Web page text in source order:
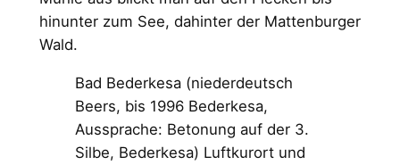
hinunter zum See, dahinter der Mattenburger
Wald.
Bad Bederkesa (niederdeutsch
Beers, bis 1996 Bederkesa,
Aussprache: Betonung auf der 3.
Silbe, Bederkesa) Luftkurort und